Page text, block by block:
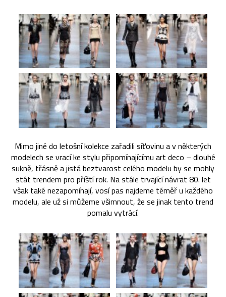
Mimo jiné do letošní kolekce zařadili síťovinu a v některých
modelech se vrací ke stylu připomínajícímu art deco – dlouhé
sukně, třásně a jistá beztvarost celého modelu by se mohly
stát trendem pro příští rok. Na stále trvající návrat 80. let
však také nezapomínají, vosí pas najdeme téměř u každého
modelu, ale už si můžeme všimnout, že se jinak tento trend
pomalu vytrácí.